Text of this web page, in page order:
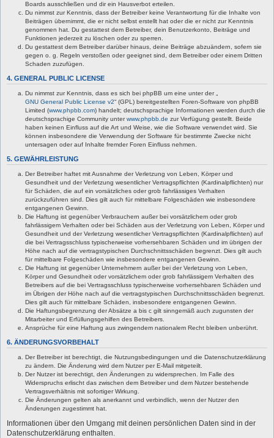
Boards ausschließen und dir ein Hausverbot erteilen.
Du nimmst zur Kenntnis, dass der Betreiber keine Verantwortung für die Inhalte von
Beiträgen übernimmt, die er nicht selbst erstellt hat oder die er nicht zur Kenntnis
genommen hat. Du gestattest dem Betreiber, dein Benutzerkonto, Beiträge und
Funktionen jederzeit zu löschen oder zu sperren.
Du gestattest dem Betreiber darüber hinaus, deine Beiträge abzuändern, sofern sie
gegen o. g. Regeln verstoßen oder geeignet sind, dem Betreiber oder einem Dritten
Schaden zuzufügen.
4. GENERAL PUBLIC LICENSE
Du nimmst zur Kenntnis, dass es sich bei phpBB um eine unter der „
GNU General Public License v2“ (GPL) bereitgestellten Foren-Software von phpBB
Limited (www.phpbb.com) handelt; deutschsprachige Informationen werden durch die
deutschsprachige Community unterwww.phpbb.de zur Verfügung gestellt. Beide
haben keinen Einfluss auf die Art und Weise, wie die Software verwendet wird. Sie
können insbesondere die Verwendung der Software für bestimmte Zwecke nicht
untersagen oder auf Inhalte fremder Foren Einfluss nehmen.
5. GEWÄHRLEISTUNG
Der Betreiber haftet mit Ausnahme der Verletzung von Leben, Körper und
Gesundheit und der Verletzung wesentlicher Vertragspflichten (Kardinalpflichten) nur
für Schäden, die auf ein vorsätzliches oder grob fahrlässiges Verhalten
zurückzuführen sind. Dies gilt auch für mittelbare Folgeschäden wie insbesondere
entgangenen Gewinn.
Die Haftung ist gegenüber Verbrauchern außer bei vorsätzlichem oder grob
fahrlässigem Verhalten oder bei Schäden aus der Verletzung von Leben, Körper und
Gesundheit und der Verletzung wesentlicher Vertragspflichten (Kardinalpflichten) auf
die bei Vertragsschluss typischerweise vorhersehbaren Schäden und im übrigen der
Höhe nach auf die vertragstypischen Durchschnittsschäden begrenzt. Dies gilt auch
für mittelbare Folgeschäden wie insbesondere entgangenen Gewinn.
Die Haftung ist gegenüber Unternehmern außer bei der Verletzung von Leben,
Körper und Gesundheit oder vorsätzlichem oder grob fahrlässigem Verhalten des
Betreibers auf die bei Vertragsschluss typischerweise vorhersehbaren Schäden und
im Übrigen der Höhe nach auf die vertragstypischen Durchschnittsschäden begrenzt.
Dies gilt auch für mittelbare Schäden, insbesondere entgangenen Gewinn.
Die Haftungsbegrenzung der Absätze a bis c gilt sinngemäß auch zugunsten der
Mitarbeiter und Erfüllungsgehilfen des Betreibers.
Ansprüche für eine Haftung aus zwingendem nationalem Recht bleiben unberührt.
6. ÄNDERUNGSVORBEHALT
Der Betreiber ist berechtigt, die Nutzungsbedingungen und die Datenschutzerklärung
zu ändern. Die Änderung wird dem Nutzer per E-Mail mitgeteilt.
Der Nutzer ist berechtigt, den Änderungen zu widersprechen. Im Falle des
Widerspruchs erlischt das zwischen dem Betreiber und dem Nutzer bestehende
Vertragsverhältnis mit sofortiger Wirkung.
Die Änderungen gelten als anerkannt und verbindlich, wenn der Nutzer den
Änderungen zugestimmt hat.
Informationen über den Umgang mit deinen persönlichen Daten sind in der
Datenschutzerklärung enthalten.